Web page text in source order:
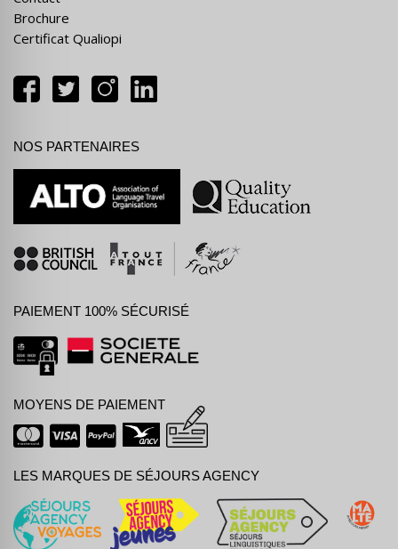
Brochure
Certificat Qualiopi
NOS PARTENAIRES
PAIEMENT 100% SÉCURISÉ
MOYENS DE PAIEMENT
LES MARQUES DE SÉJOURS AGENCY